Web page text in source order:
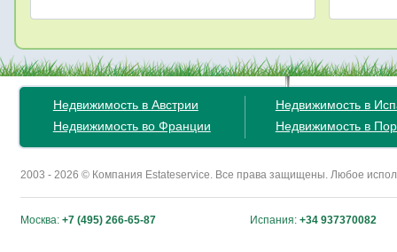
Недвижимость в Австрии
Недвижимость во Франции
Недвижимость в
Недвижимость в
2003 - 2026 © Компания Estateservice. Все права защищены. Любое
Москва: +7 (495) 266-65-87 Испания: +34 937370082